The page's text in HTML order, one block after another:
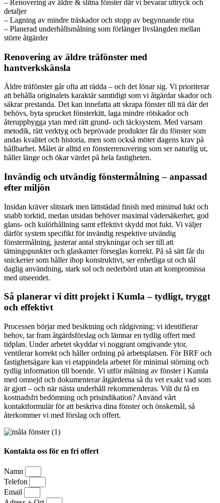
– Renovering av äldre & slitna fönster där vi bevarar uttryck och
detaljer
– Lagning av mindre träskador och stopp av begynnande röta
– Planerad underhållsmålning som förlänger livslängden mellan
större åtgärder
Renovering av äldre träfönster med
hantverkskänsla
Äldre träfönster går ofta att rädda – och det lönar sig. Vi prioriterar
att behålla originalets karaktär samtidigt som vi åtgärdar skador och
säkrar prestanda. Det kan innefatta att skrapa fönster till trä där det
behövs, byta sprucket fönsterkitt, laga mindre rötskador och
återuppbygga ytan med rätt grund- och täcksystem. Med varsam
metodik, rätt verktyg och beprövade produkter får du fönster som
andas kvalitet och historia, men som också möter dagens krav på
hållbarhet. Målet är alltid en fönsterrenovering som ser naturlig ut,
håller länge och ökar värdet på hela fastigheten.
Invändig och utvändig fönstermålning – anpassad
efter miljön
Insidan kräver slitstark men lättstädad finish med minimal lukt och
snabb torktid, medan utsidan behöver maximal vädersäkerhet, god
glans- och kulörhållning samt effektivt skydd mot fukt. Vi väljer
därför system specifikt för invändig respektive utvändig
fönstermålning, justerar antal strykningar och ser till att
tätningspunkter och glaskanter förseglas korrekt. På så sätt får du
snickerier som håller ihop konstruktivt, ser enhetliga ut och tål
daglig användning, stark sol och nederbörd utan att kompromissa
med utseendet.
Så planerar vi ditt projekt i Kumla – tydligt, tryggt
och effektivt
Processen börjar med besiktning och rådgivning: vi identifierar
behov, tar fram åtgärdsförslag och lämnar en tydlig offert med
tidplan. Under arbetet skyddar vi noggrant omgivande ytor,
ventilerar korrekt och håller ordning på arbetsplatsen. För BRF och
fastighetsägare kan vi etappindela arbetet för minimal störning och
tydlig information till boende. Vi utför målning av fönster i Kumla
med omnejd och dokumenterar åtgärderna så du vet exakt vad som
är gjort – och när nästa underhåll rekommenderas. Vill du få en
kostnadsfri bedömning och prisindikation? Använd vårt
kontaktformulär för att beskriva dina fönster och önskemål, så
återkommer vi med förslag och offert.
Kontakta oss för en fri offert
Namn
Telefon
Email